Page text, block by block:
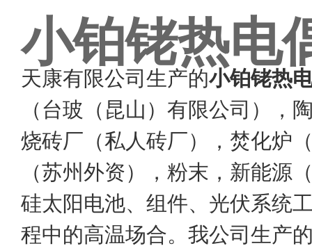
小铂铑热电
天康有限公司生产的小铂铑热
（台玻（昆山）有限公司），
烧砖厂（私人砖厂），焚化炉
（苏州外资），粉末，新能源
硅太阳电池、组件、光伏系统
程中的高温场合。我公司生产